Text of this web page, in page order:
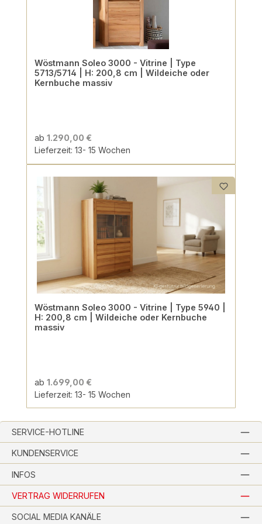
Wöstmann Soleo 3000 - Vitrine | Type
5713/5714 | H: 200,8 cm | Wildeiche oder
Kernbuche massiv
ab 1.290,00 €
Lieferzeit: 13- 15 Wochen
Wöstmann Soleo 3000 - Vitrine | Type 5940 |
H: 200,8 cm | Wildeiche oder Kernbuche
massiv
ab 1.699,00 €
Lieferzeit: 13- 15 Wochen
SERVICE-HOTLINE
KUNDENSERVICE
INFOS
VERTRAG WIDERRUFEN
SOCIAL MEDIA KANÄLE